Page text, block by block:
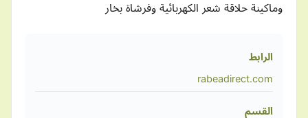
وماكينة حلاقة شعر الكهربائية وفرشاة بخار
الرابط
rabeadirect.com
القسم